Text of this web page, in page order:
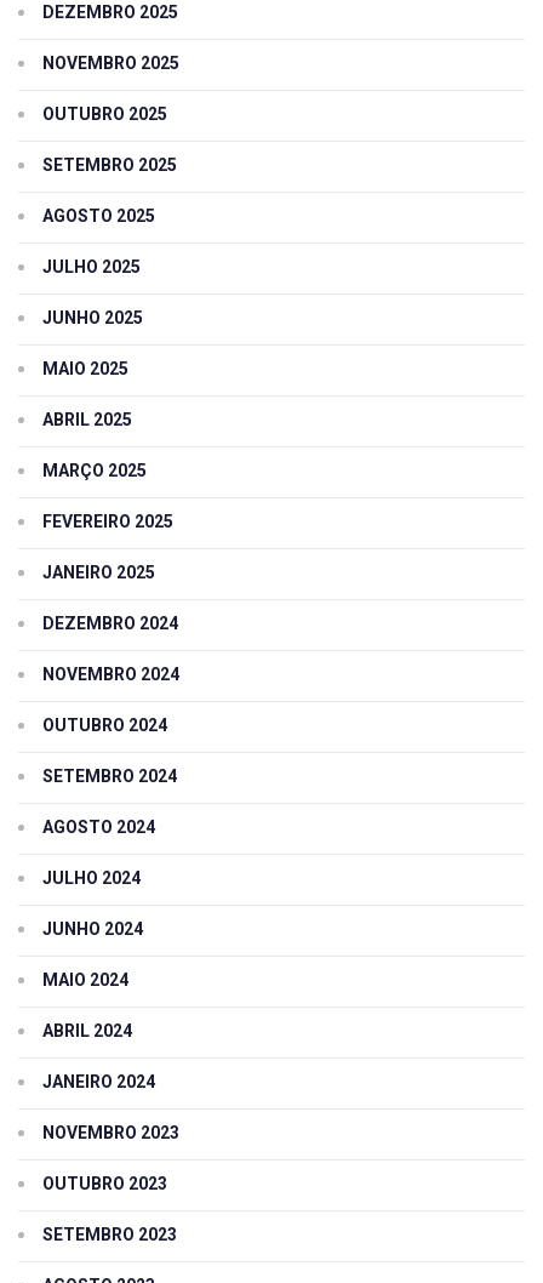
DEZEMBRO 2025
NOVEMBRO 2025
OUTUBRO 2025
SETEMBRO 2025
AGOSTO 2025
JULHO 2025
JUNHO 2025
MAIO 2025
ABRIL 2025
MARÇO 2025
FEVEREIRO 2025
JANEIRO 2025
DEZEMBRO 2024
NOVEMBRO 2024
OUTUBRO 2024
SETEMBRO 2024
AGOSTO 2024
JULHO 2024
JUNHO 2024
MAIO 2024
ABRIL 2024
JANEIRO 2024
NOVEMBRO 2023
OUTUBRO 2023
SETEMBRO 2023